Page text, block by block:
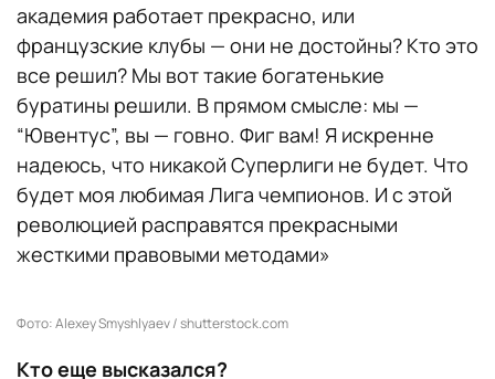
академия работает прекрасно, или
французские клубы — они не достойны? Кто это
все решил? Мы вот такие богатенькие
буратины решили. В прямом смысле: мы —
“Ювентус”, вы — говно. Фиг вам! Я искренне
надеюсь, что никакой Суперлиги не будет. Что
будет моя любимая Лига чемпионов. И с этой
революцией расправятся прекрасными
жесткими правовыми методами»
Фото: Alexey Smyshlyaev / shutterstock.com
Кто еще высказался?